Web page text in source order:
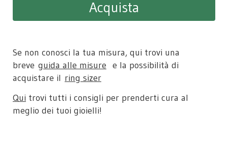
Acquista
Se non conosci la tua misura, qui trovi una
breve guida alle misure e la possibilità di
acquistare il ring sizer​
Qui trovi tutti i consigli per prenderti cura al
meglio dei tuoi gioielli!